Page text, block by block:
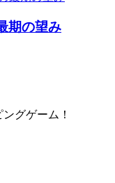
期の望み
グゲーム！